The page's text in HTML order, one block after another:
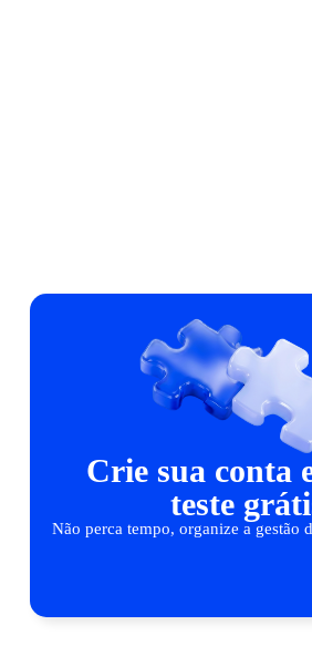
Crie sua conta
teste
Não perca tempo, organize a gestão